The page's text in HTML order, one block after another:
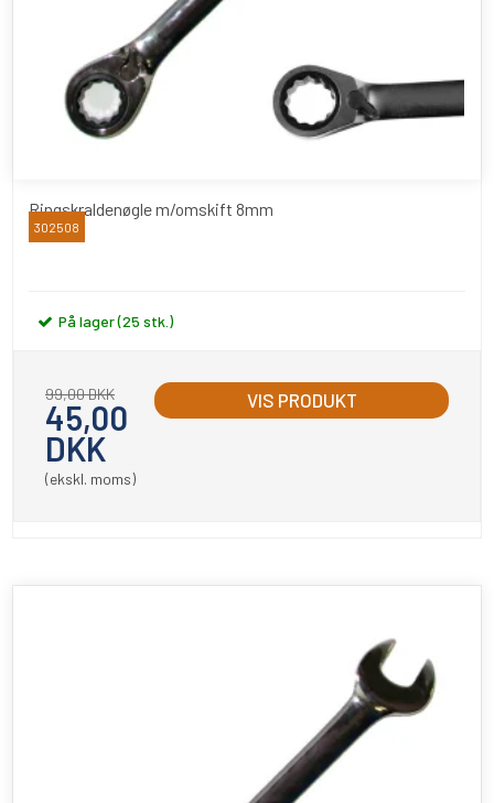
Ringskraldenøgle m/omskift 8mm
CENTO
302508
På lager (25 stk.)
99,00 DKK
45,00
DKK
(ekskl. moms)
VIS PRODUKT